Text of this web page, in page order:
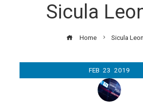
Sicula
Home Sicula
FEB 23 2019